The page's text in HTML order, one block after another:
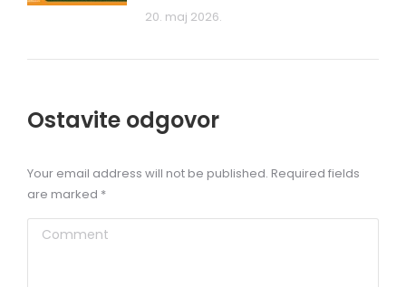
20. maj 2026.
Ostavite odgovor
Your email address will not be published. Required fields
are marked *
Comment